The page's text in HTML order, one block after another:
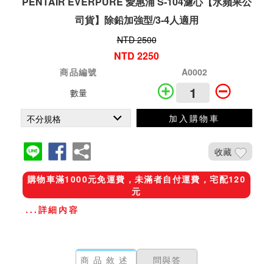
司貨】除鉛加強型/3-4人適用
NTD 2500
NTD 2250
商品編號
A0002
數量
加入購物車
收藏
購物車滿1000元免運費，未滿者自付運費，宅配120
元
...詳細內容
商品敘述 問與答